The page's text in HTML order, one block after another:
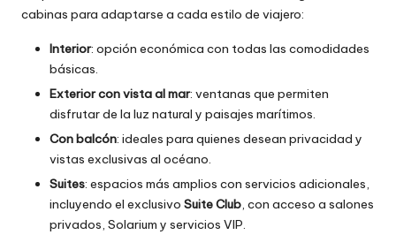
cabinas para adaptarse a cada estilo de viajero:
Interior: opción económica con todas las comodidades
básicas.
Exterior con vista al mar: ventanas que permiten
disfrutar de la luz natural y paisajes marítimos.
Con balcón: ideales para quienes desean privacidad y
vistas exclusivas al océano.
Suites: espacios más amplios con servicios adicionales,
incluyendo el exclusivo Suite Club, con acceso a salones
privados, Solarium y servicios VIP.